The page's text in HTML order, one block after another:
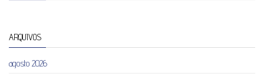
ARQUIVOS
agosto 2026